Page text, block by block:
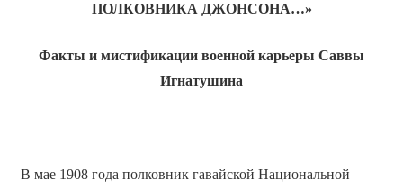
ПОЛКОВНИКА ДЖОНСОНА…»
Факты и мистификации военной карьеры Саввы
Игнатушина
В мае 1908 года полковник гавайской Национальной